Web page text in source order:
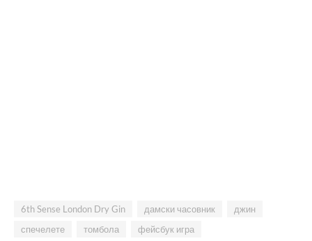
6th Sense London Dry Gin дамски часовник
джин
спечелете
томбола фейсбук игра